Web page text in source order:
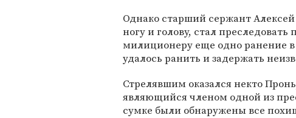
Однако старший сержант
ногу и голову, стал
милиционеру еще одно ранение в
удалось ранить и задержать
Стрелявшим оказался некто
являющийся членом одной из
сумке были обнаружены все